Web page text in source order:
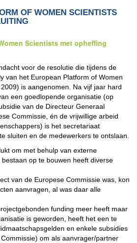
OF WOMEN SCIENTISTS
Scientists met opheffing
voor de resolutie die tijdens de
van het European Platform of Women
is aangenomen. Na vijf jaar hard
een goedlopende organisatie (op
van de Directeur Generaal
Commissie, én de vrijwillige arbeid
is het secretariaat
sluiten en de medewerkers te ontslaan.
om met behulp van externe
op te bouwen heeft diverse
van de Europese Commissie was, kon
aanvragen, al was daar alle
funding meer heeft maar
is geworden, heeft het een te
en enkele subsidies
om als aanvrager/partner